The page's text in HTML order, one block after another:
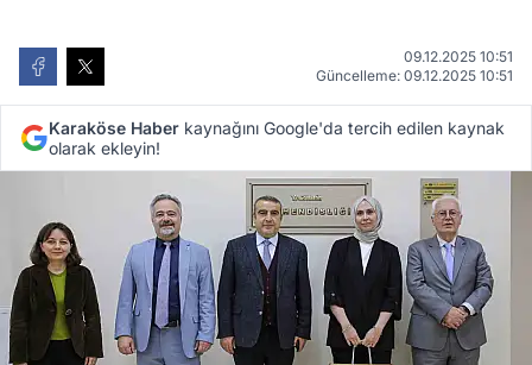
09.12.2025 10:51
Güncelleme: 09.12.2025 10:51
Karaköse Haber kaynağını Google'da tercih edilen kaynak
olarak ekleyin!